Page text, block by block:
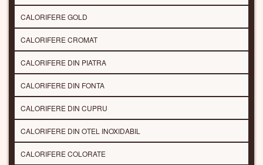
CALORIFERE GOLD
CALORIFERE CROMAT
CALORIFERE DIN PIATRA
CALORIFERE DIN FONTA
CALORIFERE DIN CUPRU
CALORIFERE DIN OTEL INOXIDABIL
CALORIFERE COLORATE